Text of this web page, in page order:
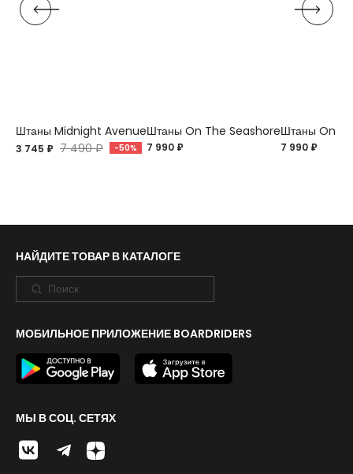
Штаны Midnight Avenue
3 745 ₽ 7 490 ₽ -50%
Штаны On The Seashore
7 990 ₽
Штаны On
7 990 ₽
НАЙДИТЕ ТОВАР В КАТАЛОГЕ
МОБИЛЬНОЕ ПРИЛОЖЕНИЕ BOARDRIDERS
МЫ В СОЦ. СЕТЯХ